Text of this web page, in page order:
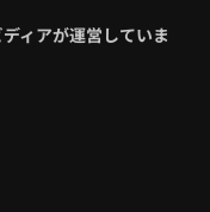
ィアが運営していま